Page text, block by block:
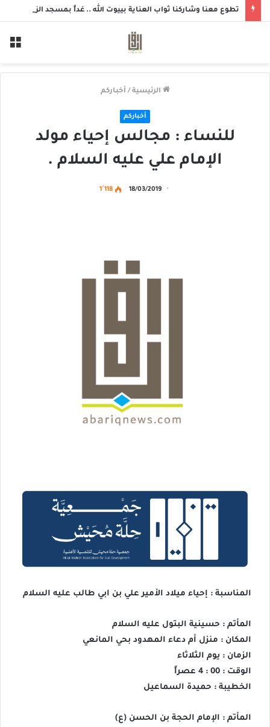
الرئيسية / أخباركم
أخباركم
للنساء : مجالس إحياء مولد
الإمام علي عليه السلام .
18/03/2019 1٬118
المناسبة : إحياء ميلاد الأمير علي بن ابي طالب عليه السلام
المأتم : حسينية البتول عليه السلام
المكان : منزل أم دعاء المهدود بحي المانعي
الزمان : يوم الثلاثاء
الوقت : 00 : 4 عصراً
الخطيبة : حميدة السماعيل
المأتم : الإمام الحجة بن الحسن (ع)